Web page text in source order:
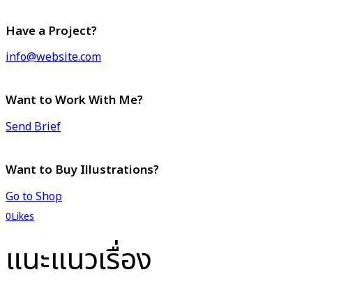
Have a Project?
info@website.com
Want to Work With Me?
Send Brief
Want to Buy Illustrations?
Go to Shop
0Likes
แนะแนวเรื่อง